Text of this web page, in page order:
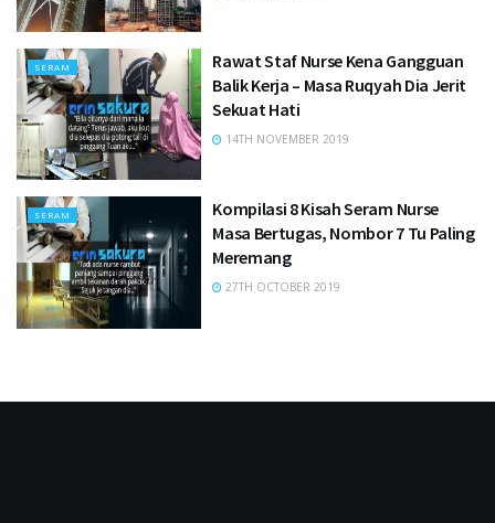
SERAM
Rawat Staf Nurse Kena Gangguan
Balik Kerja – Masa Ruqyah Dia Jerit
Sekuat Hati
14TH NOVEMBER 2019
SERAM
Kompilasi 8 Kisah Seram Nurse
Masa Bertugas, Nombor 7 Tu Paling
Meremang
27TH OCTOBER 2019